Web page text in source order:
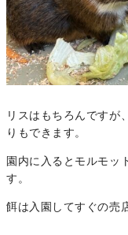
リスはもちろんですが
りもできます。
園内に入るとモルモッ
す。
餌は入園してすぐの売